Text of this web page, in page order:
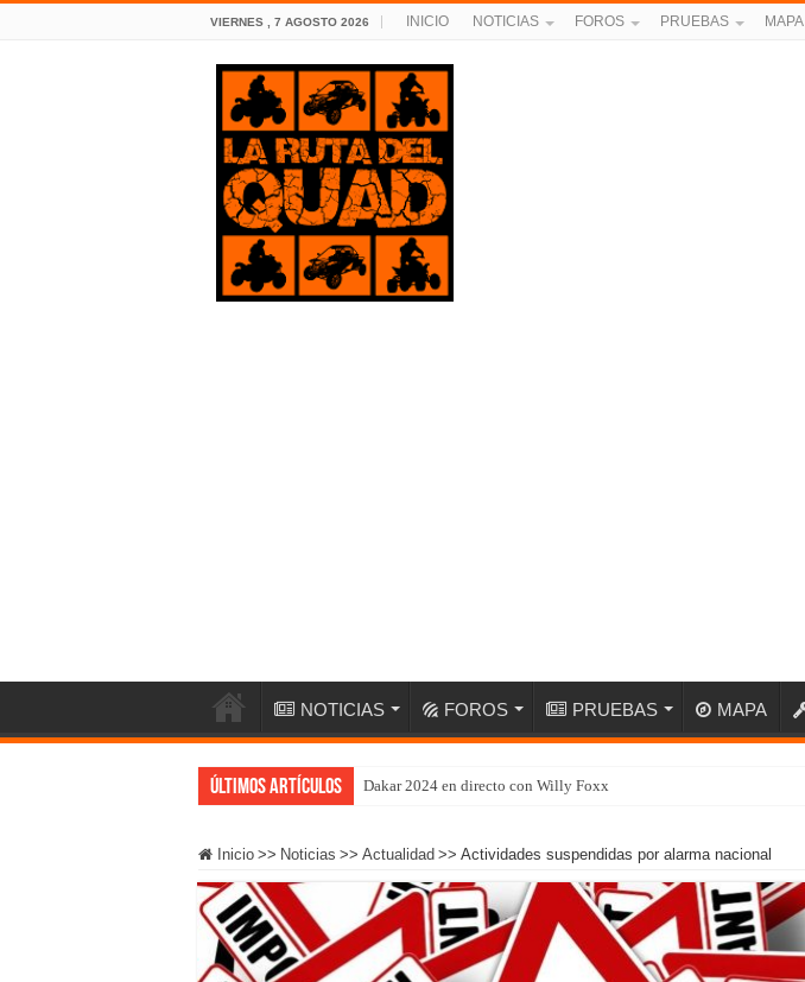
VIERNES , 7 AGOSTO 2026 INICIO NOTICIAS FOROS PRUEBAS MAPA
NOTICIAS FOROS PRUEBAS MAPA
Últimos artículos Dakar 2024 en directo con Willy Foxx
Inicio >> Noticias >> Actualidad >> Actividades suspendidas por alarma nacional